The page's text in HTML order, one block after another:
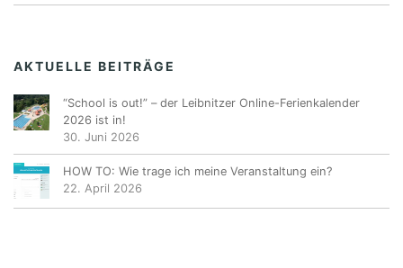
AKTUELLE BEITRÄGE
“School is out!” – der Leibnitzer Online-Ferienkalender
2026 ist in!
30. Juni 2026
HOW TO: Wie trage ich meine Veranstaltung ein?
22. April 2026